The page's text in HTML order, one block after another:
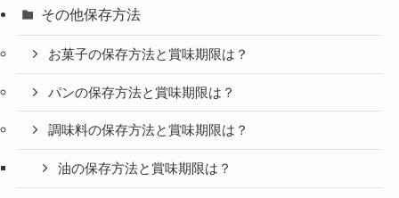
その他保存方法
お菓子の保存方法と賞味期限は？
パンの保存方法と賞味期限は？
調味料の保存方法と賞味期限は？
油の保存方法と賞味期限は？